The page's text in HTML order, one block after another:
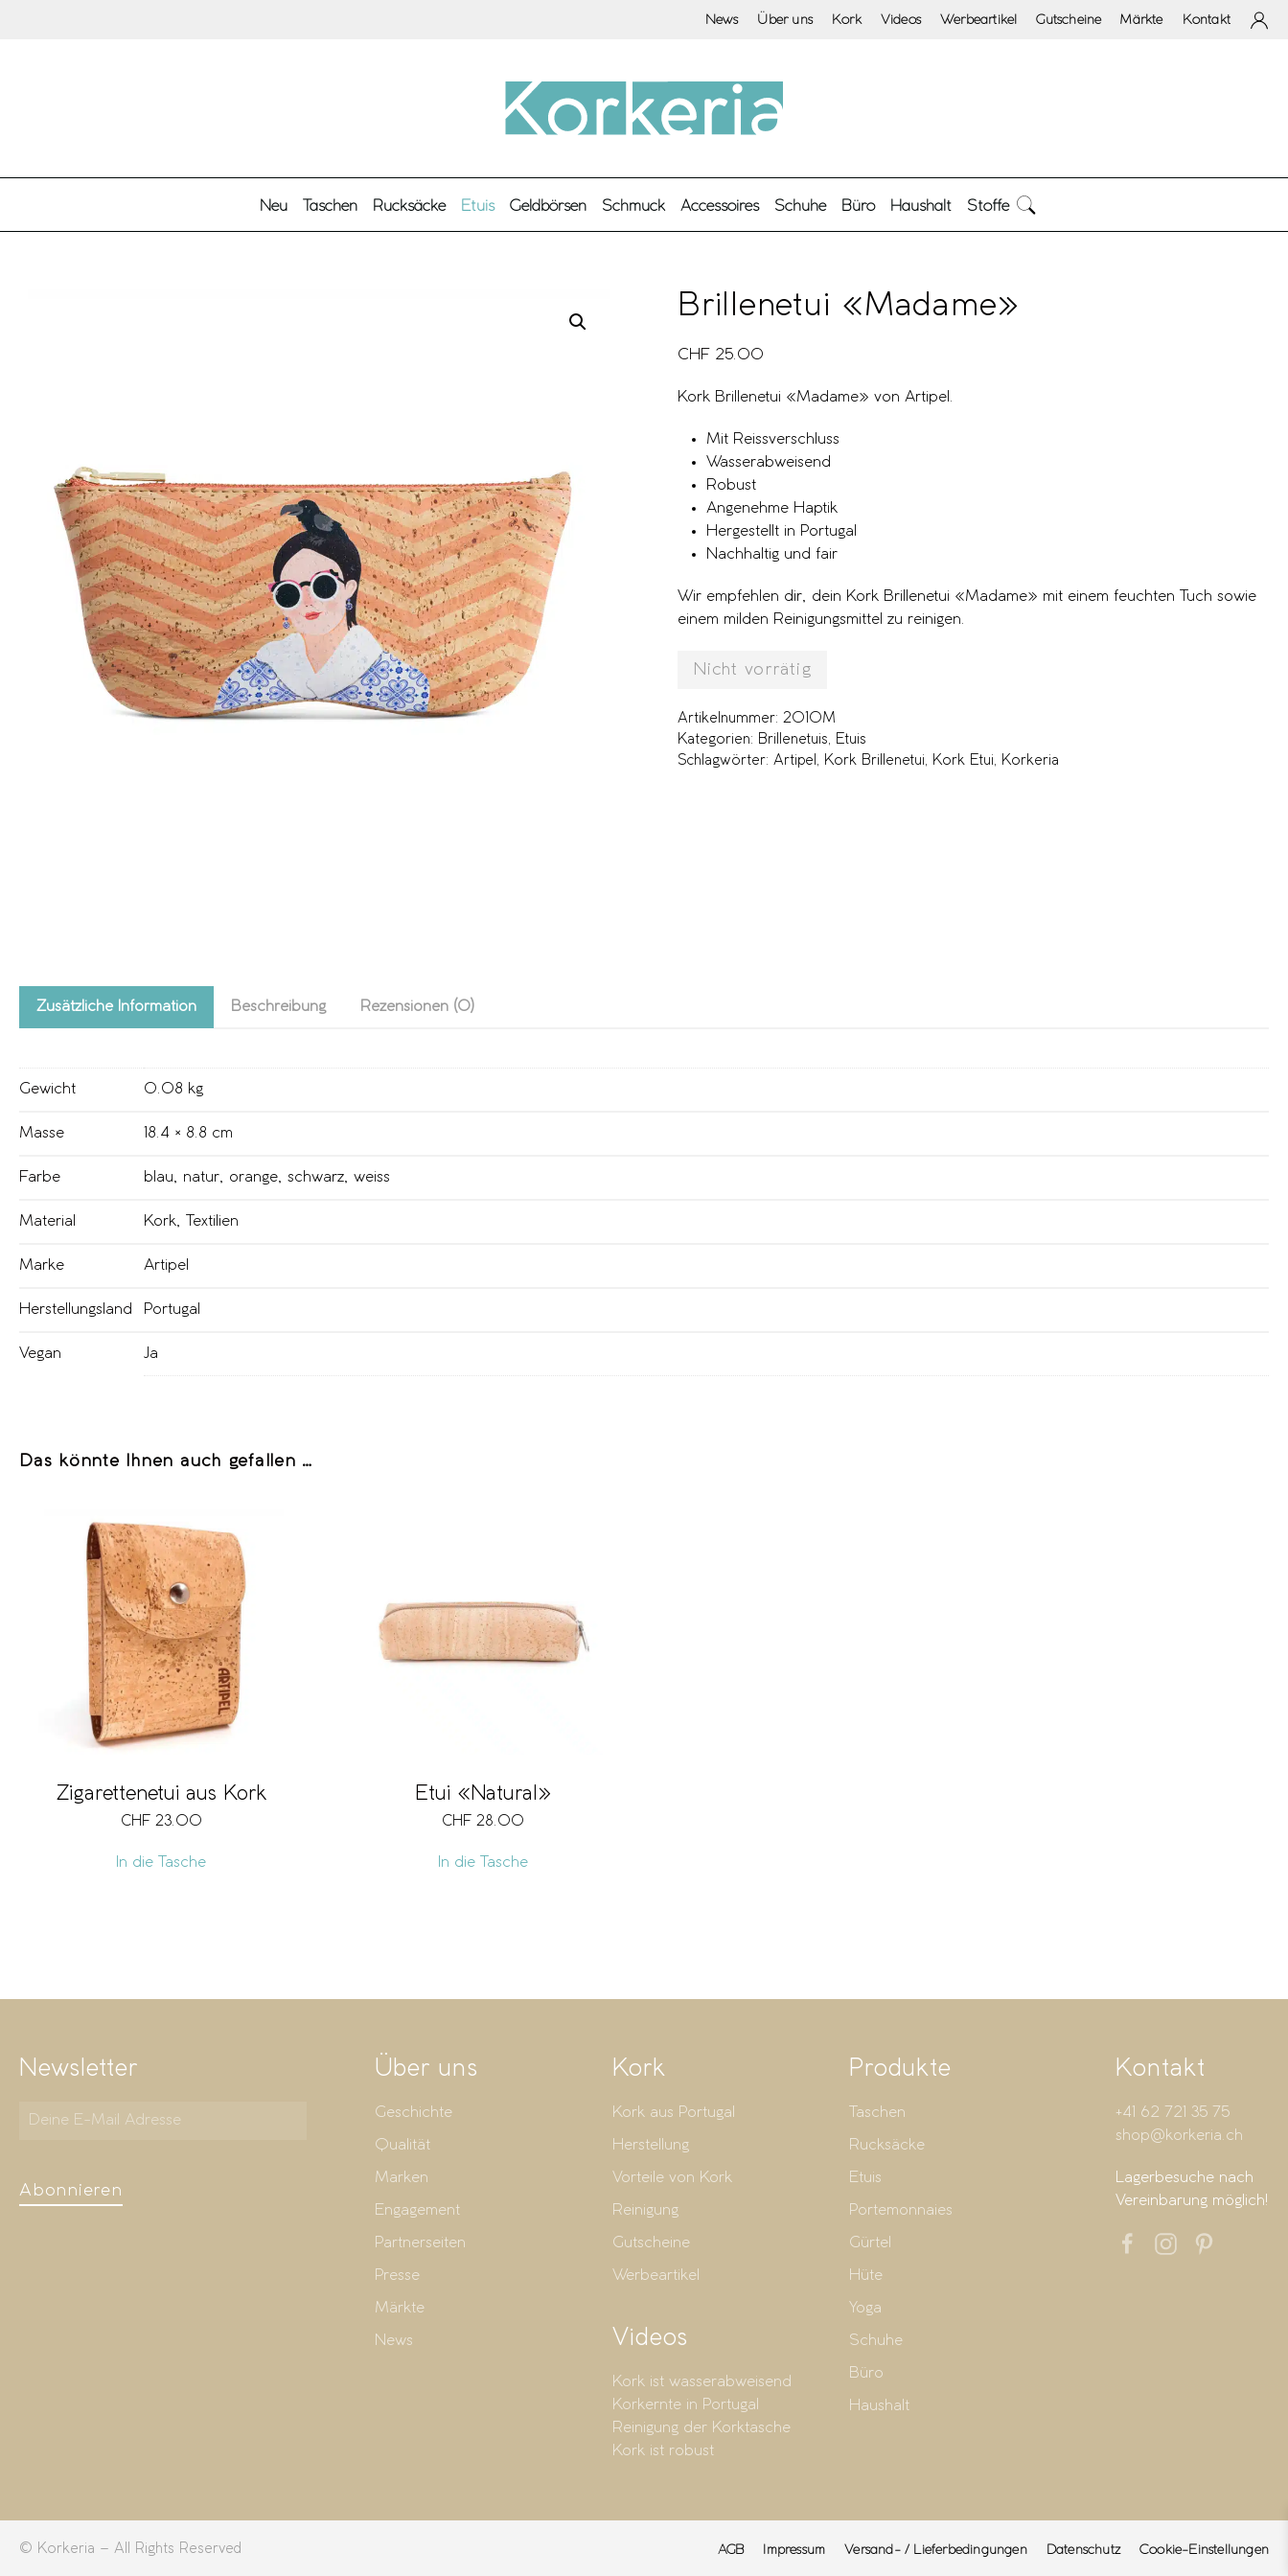
News Über uns Kork Videos Werbeartikel Gutscheine Märkte Kontakt
Neu Taschen Rucksäcke Etuis Geldbörsen Schmuck Accessoires Schuhe Büro Haushalt Stoffe
Brillenetui «Madame»
CHF 25.00
Kork Brillenetui «Madame» von Artipel.
Mit Reissverschluss
Wasserabweisend
Robust
Angenehme Haptik
Hergestellt in Portugal
Nachhaltig und fair
Wir empfehlen dir, dein Kork Brillenetui «Madame» mit einem feuchten Tuch sowie
einem milden Reinigungsmittel zu reinigen.
Nicht vorrätig
Artikelnummer: 2010M
Kategorien: Brillenetuis, Etuis
Schlagwörter: Artipel , Kork Brillenetui, Kork Etui, Korkeria
Zusätzliche Information Beschreibung Rezensionen (0)
Gewicht 0.08 kg
Masse 18.4 × 8.8 cm
Farbe blau, natur, orange, schwarz, weiss
Material Kork, Textilien
Marke Artipel
Herstellungsland Portugal
Vegan Ja
Das könnte Ihnen auch gefallen …
Zigarettenetui aus Kork
CHF 23.00
In die Tasche
Etui «Natural»
CHF 28.00
In die Tasche
Newsletter
Abonnieren
Über uns
Geschichte
Qualität
Marken
Engagement
Partnerseiten
Presse
Märkte
News
Kork
Kork aus Portugal
Herstellung
Vorteile von Kork
Reinigung
Gutscheine
Werbeartikel
Videos
Kork ist wasserabweisend
Korkernte in Portugal
Reinigung der Korktasche
Kork ist robust
Produkte
Taschen
Rucksäcke
Etuis
Portemonnaies
Gürtel
Hüte
Yoga
Schuhe
Büro
Haushalt
Kontakt
+41 62 721 35 75
shop@korkeria.ch
Lagerbesuche nach
Vereinbarung möglich!
AGB Impressum Versand- / Lieferbedingungen Datenschutz Cookie-Einstellungen
© Korkeria – All Rights Reserved